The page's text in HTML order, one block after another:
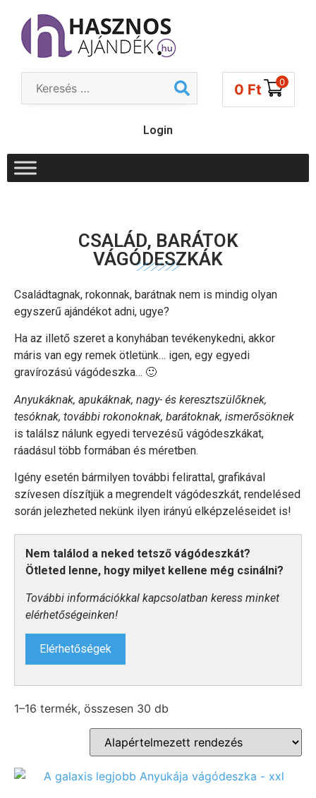
0 Ft 0
Login
CSALÁD, BARÁTOK
VÁGÓDESZKÁK
Családtagnak, rokonnak, barátnak nem is mindig olyan
egyszerű ajándékot adni, ugye?
Ha az illető szeret a konyhában tevékenykedni, akkor
máris van egy remek ötletünk… igen, egy egyedi
gravírozású vágódeszka… 🙂
Anyukáknak, apukáknak, nagy- és keresztszülőknek,
tesóknak, további rokonoknak, barátoknak, ismerősöknek
is találsz nálunk egyedi tervezésű vágódeszkákat,
ráadásul több formában és méretben.
Igény esetén bármilyen további felirattal, grafikával
szívesen díszítjük a megrendelt vágódeszkát, rendelésed
során jelezheted nekünk ilyen irányú elképzeléseidet is!
Nem találod a neked tetsző vágódeszkát?
Ötleted lenne, hogy milyet kellene még csinálni?
További információkkal kapcsolatban keress minket
elérhetőségeinken!
Elérhetőségek
1–16 termék, összesen 30 db